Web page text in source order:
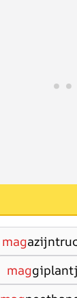
mag
mag